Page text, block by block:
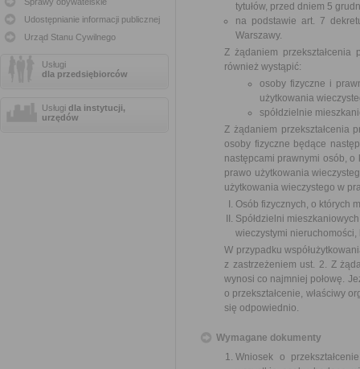
Udostępnianie informacji publicznej
Urząd Stanu Cywilnego
Usługi
dla przedsiębiorców
Usługi dla instytucji,
urzędów
tytułów, przed dniem 5
na podstawie art. 7
Warszawy.
Z żądaniem przekształcenia
również wystąpić:
osoby fizyczne i
użytkowania
spółdzielnie
Z żądaniem przekształcenia
osoby fizyczne będące
następcami prawnymi osób,
prawo użytkowania
użytkowania wieczystego w
Osób fizycznych, o których
Spółdzielni
wieczystymi nieruchomości,
W przypadku
z zastrzeżeniem ust. 2. Z
wynosi co najmniej połowę.
o przekształcenie, właściwy
się odpowiednio.
Wymagane dokumenty
Wniosek o